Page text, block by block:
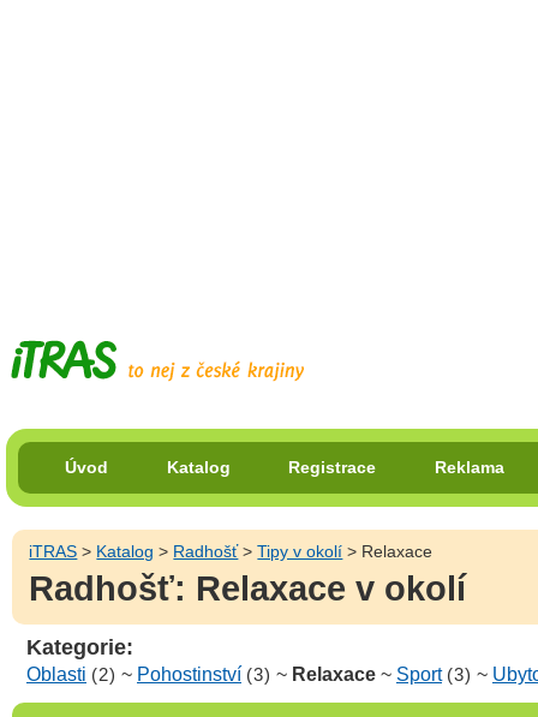
Úvod Katalog Registrace Reklama
iTRAS > Katalog > Radhošť>Tipy v okolí > Relaxace
Radhošť: Relaxace v okolí
Kategorie:
Oblasti (2) ~ Pohostinství (3) ~ Relaxace ~ Sport (3) ~